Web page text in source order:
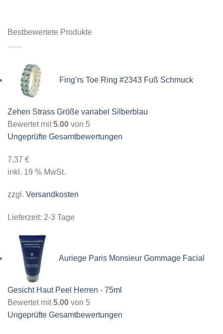
Bestbewertete Produkte
Fing’rs Toe Ring #2343 Fuß Schmuck
Zehen Strass Größe variabel Silberblau
Bewertet mit5.00 von 5
Ungeprüfte Gesamtbewertungen
7,37 €
inkl. 19 % MwSt.
zzgl. Versandkosten
Lieferzeit: 2-3 Tage
Auriege Paris Monsieur Gommage Facial
Gesicht Haut Peel Herren - 75ml
Bewertet mit5.00 von 5
Ungeprüfte Gesamtbewertungen